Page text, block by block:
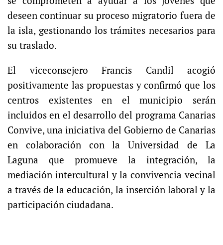
deseen continuar su proceso migratorio fuera de
la isla, gestionando los trámites necesarios para
su traslado.
El viceconsejero Francis Candil acogió
positivamente las propuestas y confirmó que los
centros existentes en el municipio serán
incluidos en el desarrollo del programa Canarias
Convive, una iniciativa del Gobierno de Canarias
en colaboración con la Universidad de La
Laguna que promueve la integración, la
mediación intercultural y la convivencia vecinal
a través de la educación, la inserción laboral y la
participación ciudadana.